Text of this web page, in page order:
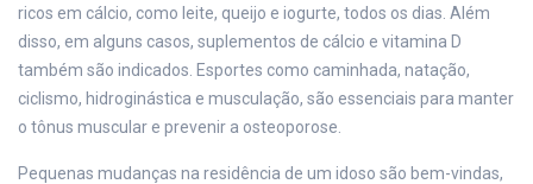
ricos em cálcio, como leite, queijo e iogurte, todos os dias. Além
disso, em alguns casos, suplementos de cálcio e vitamina D
também são indicados. Esportes como caminhada, natação,
ciclismo, hidroginástica e musculação, são essenciais para manter
o tônus muscular e prevenir a osteoporose.
Pequenas mudanças na residência de um idoso são bem-vindas,